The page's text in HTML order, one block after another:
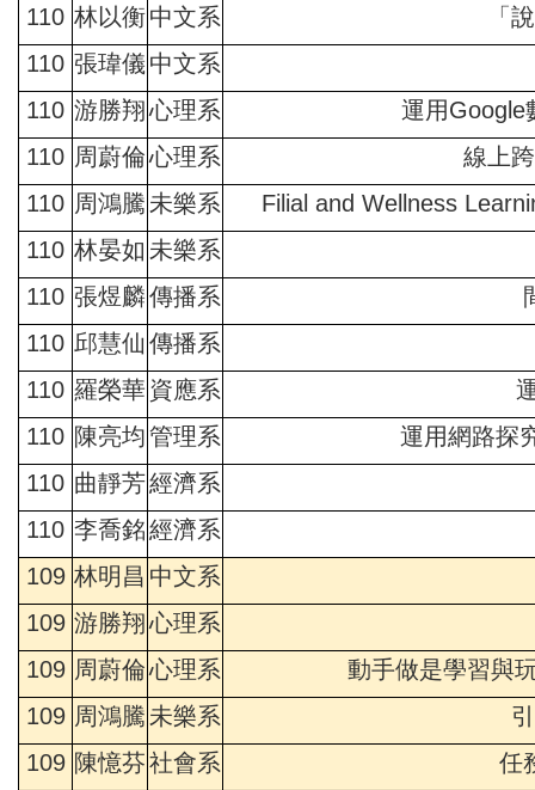
110 林以衡中文系
「
110 張瑋儀 中文系
110 游勝翔心理系
運用Google
110 周蔚倫心理系
線上
110 周鴻騰 未樂系
Filial and Wellness
110 林晏如 未樂系
110 張煜麟傳播系
110 邱慧仙傳播系
110 羅榮華 資應系
110 陳亮均管理系
運用網路探
110 曲靜芳經濟系
110 李喬銘經濟系
109 林明昌 中文系
109 游勝翔心理系
109 周蔚倫心理系
動手做是學習與
109 周鴻騰 未樂系
109 陳憶芬社會系
任